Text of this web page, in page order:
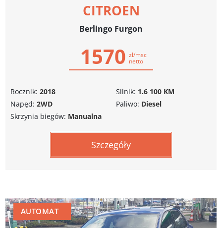
CITROEN
Berlingo Furgon
1570 zł/msc
netto
Rocznik: 2018
Napęd: 2WD
Silnik: 1.6 100 KM
Paliwo: Diesel
Skrzynia biegów: Manualna
Szczegóły
AUTOMAT